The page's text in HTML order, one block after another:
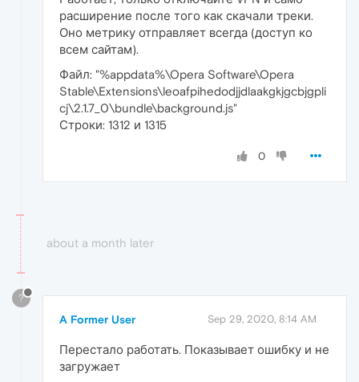
расширение после того как скачали треки.
Оно метрику отправляет всегда (доступ ко
всем сайтам).
Файл: "%appdata%\Opera Software\Opera
Stable\Extensions\leoafpihedodjjdlaakgkjgcbjgpli
cj\2.1.7_0\bundle\background.js"
Строки: 1312 и 1315
0
about a month later
?
A Former User Sep 29, 2020, 8:14 AM
Перестало работать. Показывает ошибку и не
загружает